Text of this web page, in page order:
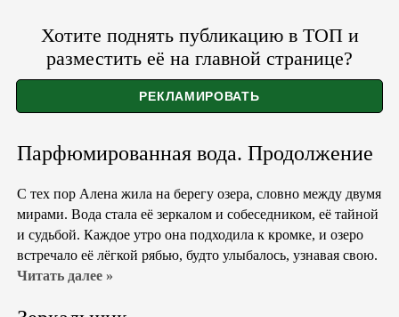
Хотите поднять публикацию в ТОП и
разместить её на главной странице?
Парфюмированная вода. Продолжение
С тех пор Алена жила на берегу озера, словно между двумя
мирами. Вода стала её зеркалом и собеседником, её тайной
и судьбой. Каждое утро она подходила к кромке, и озеро
встречало её лёгкой рябью, будто улыбалось, узнавая свою.
Читать далее »